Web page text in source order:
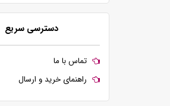
دسترسی سریع
تماس با ما
راهنمای خرید و ارسال